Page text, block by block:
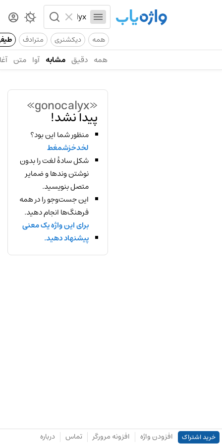
همه دیکشنری مترادف
همه دقیق مشابه آوا متن
«gonocalyx»
پیدا نشد!
منظور شما این بود؟
لخدخزشمغط
شکل سادهٔ لغت را بدون
نوشتن وندها و ضمایر
متصل بنویسید.
این جست‌وجو را در همه
فرهنگ‌ها انجام دهید.
برای این واژه یک معنی
پیشنهاد دهید.
خرید اشتراک افزودن واژه افزونه مرورگر تماس درباره